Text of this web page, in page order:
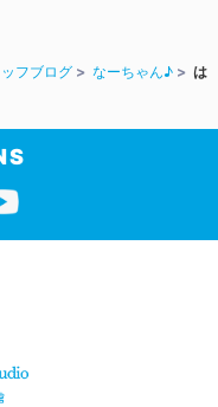
フブログ なーちゃん♪
は